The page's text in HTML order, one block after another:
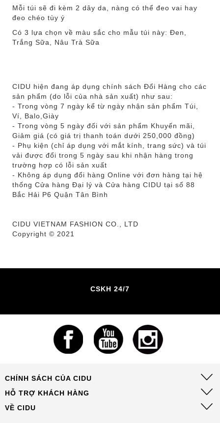
Mỗi túi sẽ đi kèm 2 dây da, nàng có thể đeo vai hay
đeo chéo tùy ý
Có 3 lựa chọn về màu sắc cho mẫu túi này: Đen,
Trắng Sữa, Nâu Trà Sữa
CIDU hiện đang áp dụng chính sách Đổi Hàng cho các
sản phẩm (do lỗi của nhà sản xuất) như sau:
- Trong vòng 7 ngày kể từ ngày nhận sản phẩm Túi,
Ví, Balo,Giày
- Trong vòng 5 ngày đối với sản phẩm Khuyến mãi,
Giảm giá (có giá trị thanh toán dưới 250,000 đồng)
- Phụ kiện (chỉ áp dụng với mắt kính, trang sức) và túi
vải được đổi trong 5 ngày sau khi nhận hàng trong
trường hợp có lỗi sản xuất
- Không áp dụng đổi hàng Online với đơn hàng tại hệ
thống Cửa hàng Đại lý và Cửa hàng CIDU tại số 88
Bắc Hải P6 Quận Tân Bình
CIDU VIETNAM FASHION CO., LTD
Copyright © 2021
CSKH 24/7
CHÍNH SÁCH CỦA CIDU
HỖ TRỢ KHÁCH HÀNG
VỀ CIDU